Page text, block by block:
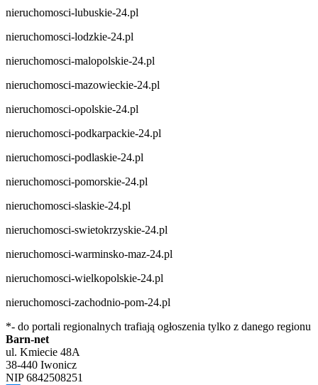
nieruchomosci-lubuskie-24.pl
nieruchomosci-lodzkie-24.pl
nieruchomosci-malopolskie-24.pl
nieruchomosci-mazowieckie-24.pl
nieruchomosci-opolskie-24.pl
nieruchomosci-podkarpackie-24.pl
nieruchomosci-podlaskie-24.pl
nieruchomosci-pomorskie-24.pl
nieruchomosci-slaskie-24.pl
nieruchomosci-swietokrzyskie-24.pl
nieruchomosci-warminsko-maz-24.pl
nieruchomosci-wielkopolskie-24.pl
nieruchomosci-zachodnio-pom-24.pl
*- do portali regionalnych trafiają ogłoszenia tylko z danego regionu
Barn-net
ul. Kmiecie 48A
38-440 Iwonicz
NIP 6842508251